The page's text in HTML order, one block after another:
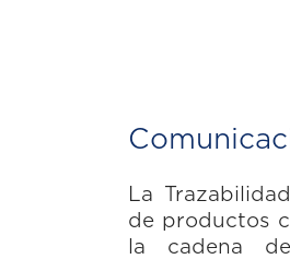
La
de productos
la cadena